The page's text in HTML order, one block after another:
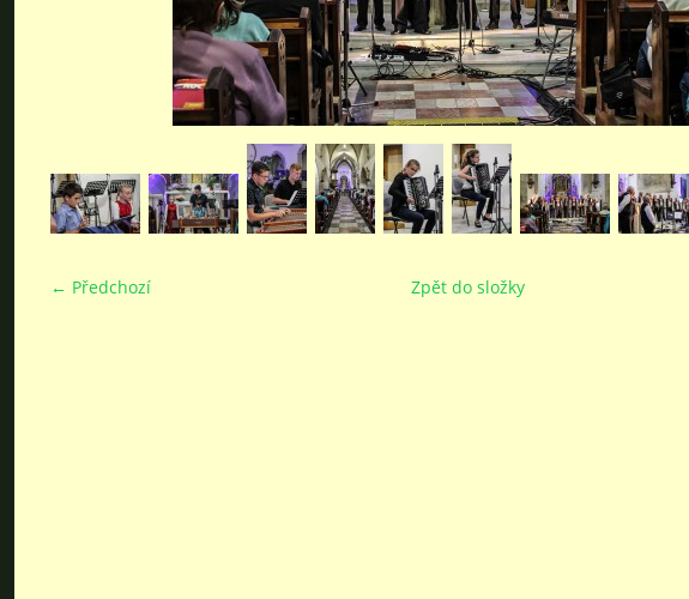
← Předchozí Zpět do složky